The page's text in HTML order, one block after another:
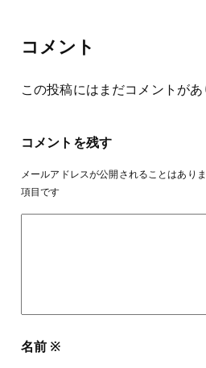
コメント
この投稿にはまだコメントがあ
コメントを残す
メールアドレスが公開されることはありま
項目です
名前 ※